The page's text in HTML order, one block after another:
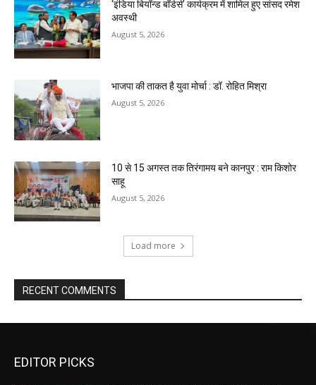
‘इंडिया बियॉन्ड बॉर्डर्स’ कार्यक्रम में शामिल हुए सांसद रमेश
अवस्थी
August 5, 2026
भाजपा की ताकत है युवा मोर्चा : डॉ. रोहित मिश्रा
August 5, 2026
10 से 15 अगस्त तक तिरंगामय बने कानपुर : राम किशोर
साहू
August 5, 2026
Load more
RECENT COMMENTS
EDITOR PICKS